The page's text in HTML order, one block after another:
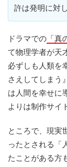
許は発明に対
ドラマでの 「真
て物理学者が天
必ずしも人類を
さえしてしまう
は人間を幸せに
よりは制作サイ
ところで、現実
ったとされる「
たことがある方